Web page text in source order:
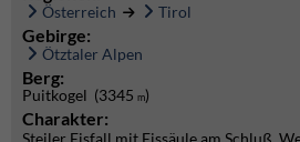
Österreich Tirol
Gebirge:
Ötztaler Alpen
Berg:
Puitkogel (3345 m)
Charakter:
Steiler Eisfall mit Eissäule am Schluß.